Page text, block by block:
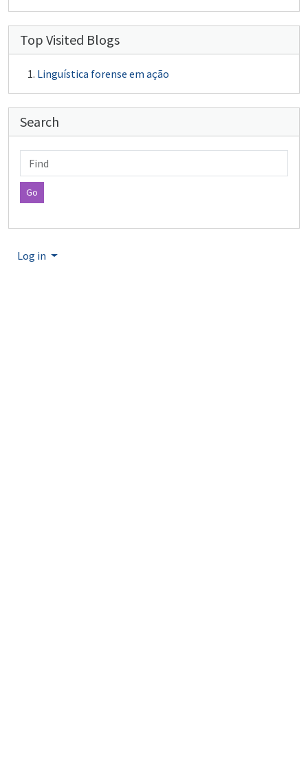
Top Visited Blogs
Linguística forense em ação
Search
Find
Log in